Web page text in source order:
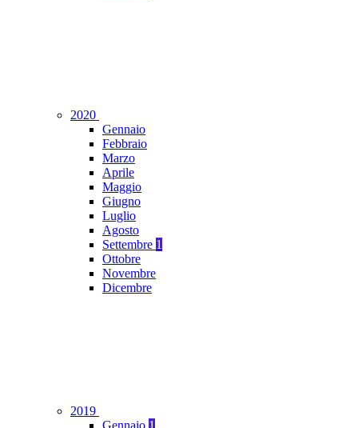
2020
Gennaio
Febbraio
Marzo
Aprile
Maggio
Giugno
Luglio
Agosto
Settembre 1
Ottobre
Novembre
Dicembre
2019